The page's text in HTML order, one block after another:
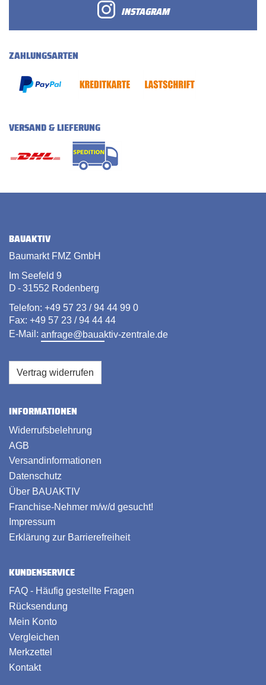
INSTAGRAM
ZAHLUNGSARTEN
VERSAND & LIEFERUNG
BAUAKTIV
Baumarkt FMZ GmbH
Im Seefeld 9
D - 31552 Rodenberg
Telefon: +49 57 23 / 94 44 99 0
Fax: +49 57 23 / 94 44 44
E-Mail: anfrage@bauaktiv-zentrale.de
Vertrag widerrufen
INFORMATIONEN
Widerrufsbelehrung
AGB
Versandinformationen
Datenschutz
Über BAUAKTIV
Franchise-Nehmer m/w/d gesucht!
Impressum
Erklärung zur Barrierefreiheit
KUNDENSERVICE
FAQ - Häufig gestellte Fragen
Rücksendung
Mein Konto
Vergleichen
Merkzettel
Kontakt